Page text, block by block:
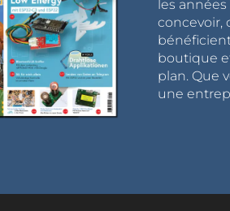
les
concevoir,
boutique
plan. Que
une